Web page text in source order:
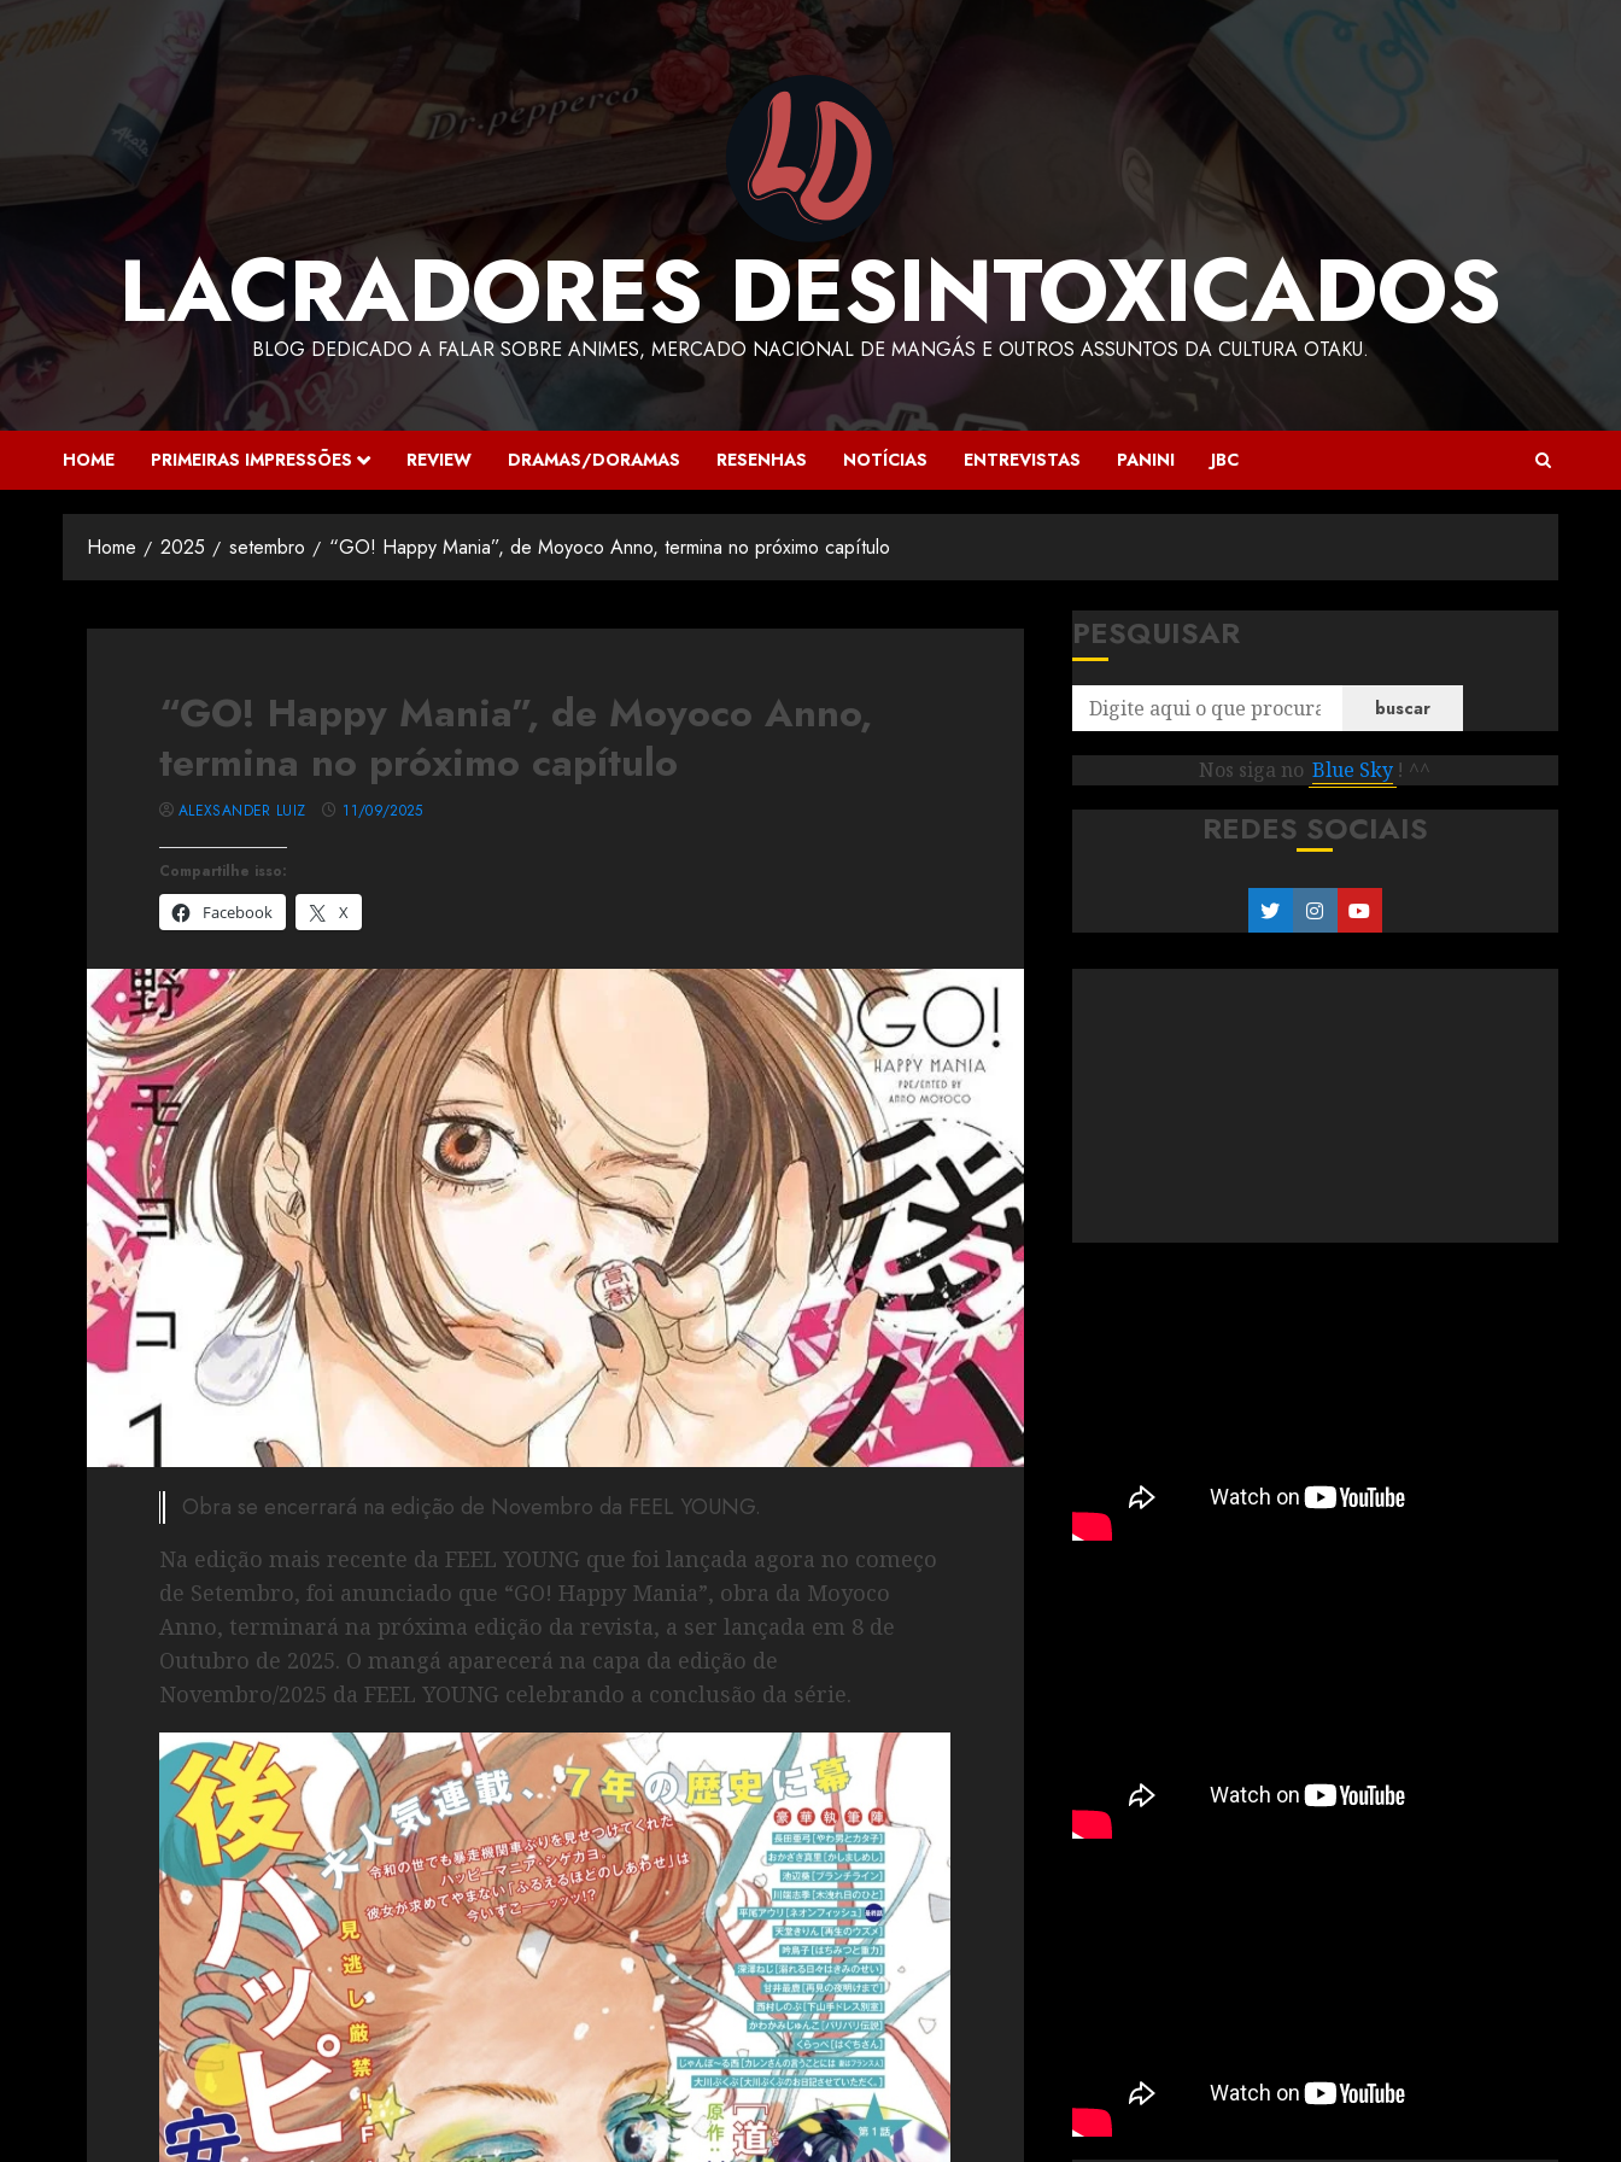
LACRADORES DESINTOXICADOS
BLOG DEDICADO A FALAR SOBRE ANIMES, MERCADO NACIONAL DE MANGÁS E OUTROS ASSUNTOS DA CULTURA OTAKU.
HOME PRIMEIRAS IMPRESSÕES REVIEW DRAMAS/DORAMAS RESENHAS NOTÍCIAS ENTREVISTAS PANINI JBC
Home 2025 setembro “GO! Happy Mania”, de Moyoco Anno, termina no próximo capítulo
“GO! Happy Mania”, de Moyoco Anno,
termina no próximo capítulo
Compartilhe isso:
Facebook
X
ALEXSANDER LUIZ 11/09/2025
Obra se encerrará na edição de Novembro da FEEL YOUNG.
Na edição mais recente da FEEL YOUNG que foi lançada agora no começo
de Setembro, foi anunciado que “GO! Happy Mania”, obra da Moyoco
Anno, terminará na próxima edição da revista, a ser lançada em 8 de
Outubro de 2025. O mangá aparecerá na capa da edição de
Novembro/2025 da FEEL YOUNG celebrando a conclusão da série.
PESQUISAR
buscar
Nos siga no Blue Sky ! ^^
REDES SOCIAIS